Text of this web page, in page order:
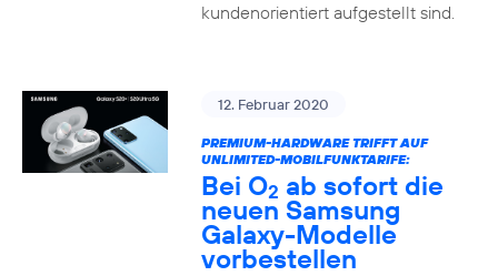
kundenorientiert aufgestellt sind.
12. Februar 2020
PREMIUM-HARDWARE TRIFFT AUF
UNLIMITED-MOBILFUNKTARIFE:
Bei O2 ab sofort die
neuen Samsung
Galaxy-Modelle
vorbestellen